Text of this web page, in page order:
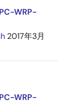
WRP-
2017年3月
WRP-